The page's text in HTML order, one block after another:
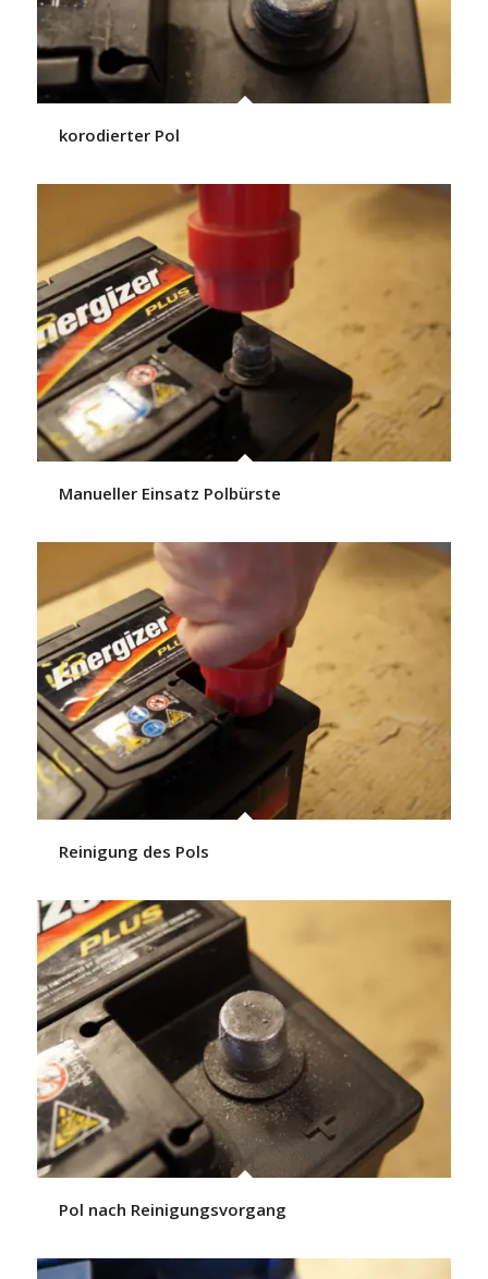
korodierter Pol
Manueller Einsatz Polbürste
Reinigung des Pols
Pol nach Reinigungsvorgang